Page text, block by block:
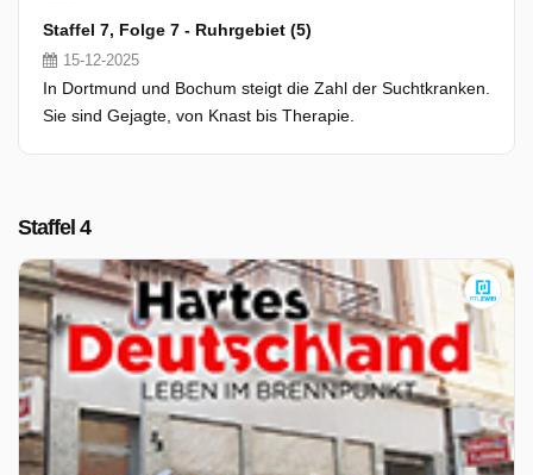
Staffel 7, Folge 7 - Ruhrgebiet (5)
15-12-2025
In Dortmund und Bochum steigt die Zahl der Suchtkranken.
Sie sind Gejagte, von Knast bis Therapie.
Staffel 4